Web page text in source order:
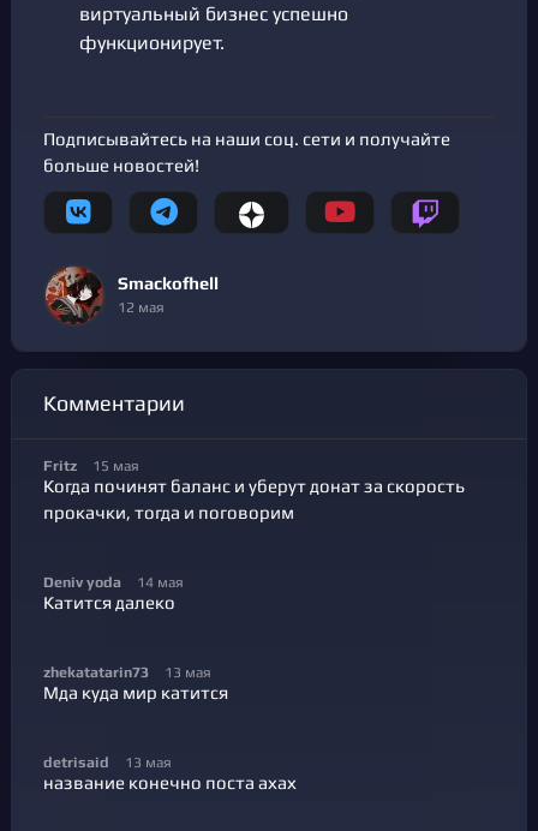
виртуальный бизнес успешно
функционирует.
Подписывайтесь на наши соц. сети и получайте
больше новостей!
Smackofhell
12 мая
Комментарии
Fritz 15 мая
Когда починят баланс и уберут донат за скорость
прокачки, тогда и поговорим
Deniv yoda 14 мая
Катится далеко
zhekatatarin73 13 мая
Мда куда мир катится
detrisaid 13 мая
название конечно поста ахах